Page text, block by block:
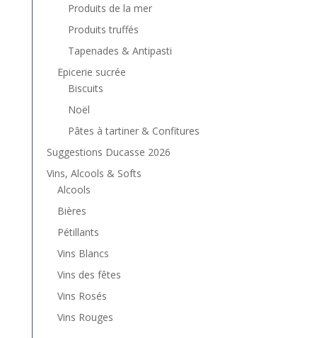
Produits de la mer
Produits truffés
Tapenades & Antipasti
Epicerie sucrée
Biscuits
Noël
Pâtes à tartiner & Confitures
Suggestions Ducasse 2026
Vins, Alcools & Softs
Alcools
Bières
Pétillants
Vins Blancs
Vins des fêtes
Vins Rosés
Vins Rouges